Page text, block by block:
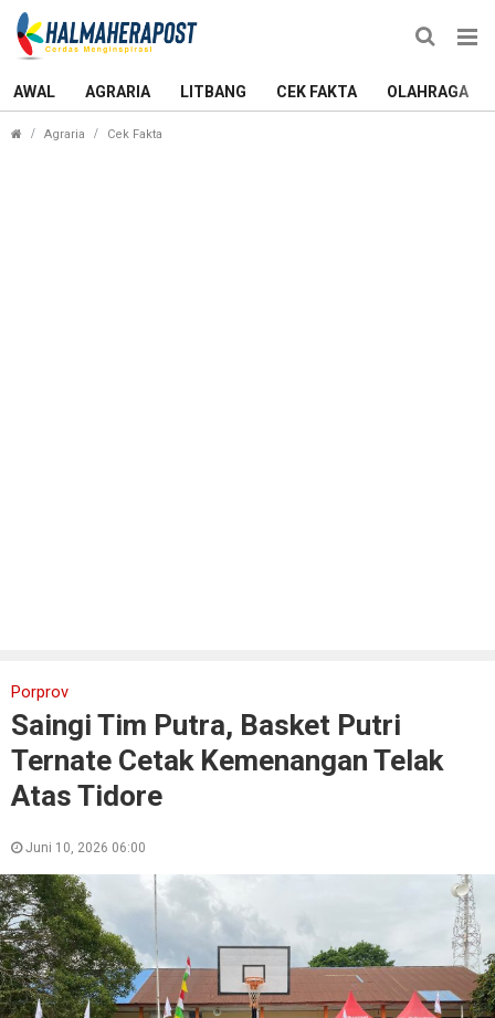
AWAL AGRARIA LITBANG CEK FAKTA OLAHRAGA
Agraria Cek Fakta
Porprov
Saingi Tim Putra, Basket Putri
Ternate Cetak Kemenangan Telak
Atas Tidore
Juni 10, 2026 06:00